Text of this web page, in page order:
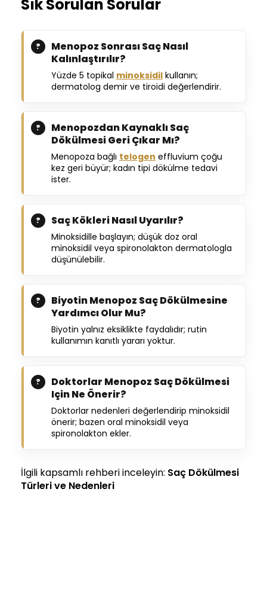
Sık Sorulan Sorular
Menopoz Sonrası Saç Nasıl
Kalınlaştırılır?
Yüzde 5 topikal minoksidil kullanın;
dermatolog demir ve tiroidi değerlendirir.
Menopozdan Kaynaklı Saç
Dökülmesi Geri Çıkar Mı?
Menopoza bağlı telogen effluvium çoğu
kez geri büyür; kadın tipi dökülme tedavi
ister.
Saç Kökleri Nasıl Uyarılır?
Minoksidille başlayın; düşük doz oral
minoksidil veya spironolakton dermatologla
düşünülebilir.
Biyotin Menopoz Saç Dökülmesine
Yardımcı Olur Mu?
Biyotin yalnız eksiklikte faydalıdır; rutin
kullanımın kanıtlı yararı yoktur.
Doktorlar Menopoz Saç Dökülmesi
Için Ne Önerir?
Doktorlar nedenleri değerlendirip minoksidil
önerir; bazen oral minoksidil veya
spironolakton ekler.
İlgili kapsamlı rehberi inceleyin: Saç Dökülmesi
Türleri ve Nedenleri